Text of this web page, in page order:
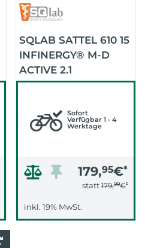
SQLAB SATTEL 610 15
INFINERGY® M-D
ACTIVE 2.1
(SCHWARZ)
Sofort
Verfügbar 1 - 4
Werktage
179,95€*
statt 179,99€*
inkl. 19% MwSt.